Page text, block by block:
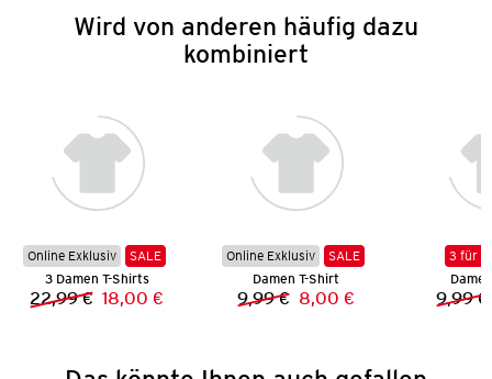
Wird von anderen häufig dazu
kombiniert
Online Exklusiv
SALE
3 Damen T-Shirts
Vorheriger Preis:
22,99 € Neuer Preis:
18,00 €
Online Exklusiv
SALE
Damen T-Shirt
Vorheriger Preis:
9,99 € Neuer Preis:
8,00 €
3 für 2
9,99 €